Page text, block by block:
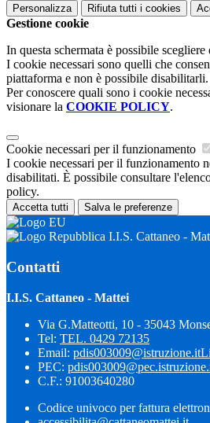
Personalizza Rifiuta tutti i cookies
Gestione cookie
In questa schermata è possibile
I cookie necessari sono quelli che
piattaforma e non è possibile disabilitarli.
Per conoscere quali sono i cookie
visionare la COOKIE POLICY.
Cookie necessari per il funzionamento
I cookie necessari per il funzionamento
disabilitati. È possibile consultare
policy.
Accetta tutti Salva le preferenze
I.I.S. Cattaneo -
Contatti
I.I.S. Cattaneo - Mattei
Via G.Matteotti, 10 - 35043
Tel: TEL. 0429 72135
Email: pdis003009@istruzione.it
PEC:
C.F.: 91003640280
Codice univoco per fattura